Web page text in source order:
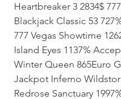
Heartbreaker 3 2834$
Blackjack Classic 53
777 Vegas Showtime
Island Eyes 1137%
Winter Queen 865Euro
Jackpot Inferno
Redrose Sanctuary